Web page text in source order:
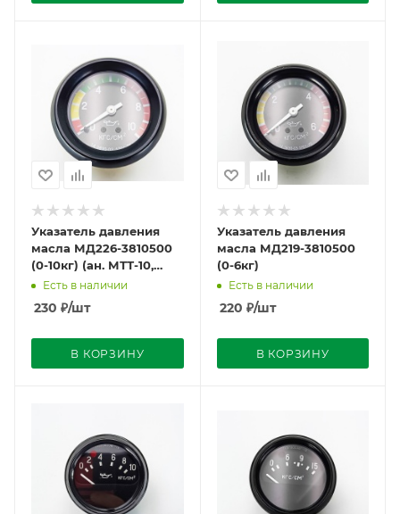
Указатель давления
масла МД226-3810500
(0-10кг) (ан. МТТ-10,
1401.3830010-03)
Есть в наличии
230 ₽/шт
В КОРЗИНУ
Указатель давления
масла МД219-3810500
(0-6кг)
Есть в наличии
220 ₽/шт
В КОРЗИНУ